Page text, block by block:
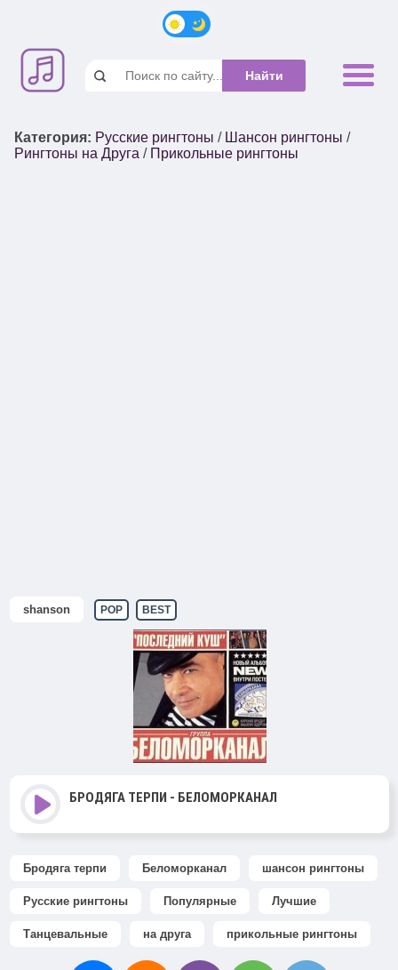
Категория: Русские рингтоны / Шансон рингтоны /
Рингтоны на Друга / Прикольные рингтоны
shanson POP BEST
БРОДЯГА ТЕРПИ - БЕЛОМОРКАНАЛ
Бродяга терпи Беломорканал шансон рингтоны
Русские рингтоны Популярные Лучшие
Танцевальные на друга прикольные рингтоны